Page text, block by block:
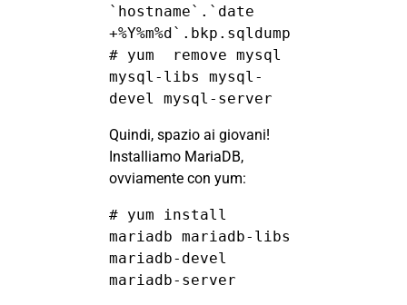
`hostname`.`date
+%Y%m%d`.bkp.sqldump
# yum  remove mysql
mysql-libs mysql-
devel mysql-server
Quindi, spazio ai giovani!
Installiamo MariaDB,
ovviamente con yum:
# yum install
mariadb mariadb-libs
mariadb-devel
mariadb-server